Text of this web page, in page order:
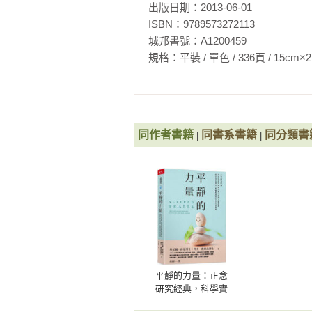
的證據證實靜坐冥想和其他的認知
做為一個長期從事腦神經活動研究
論文，對於這本書的出版，除了讚
有認識的人的看法。戴維森和貝格
式呈現在讀者前面。我愛這本書。
「不論他是在實驗室中測量大腦
救藥的探索者，花一生的時間在
腦專家所寫的既聰明又生動的好書
－－丹尼爾．吉伯特（Daniel
「這本超級好書帶給你非常清楚
敬重學者的成長故事，以及對未來
－－羅伯特．薩波斯基（Robert
心智拼圖－－從神經造影看大腦的
Miriam Boleyn-Fitzgerald∕著 洪蘭∕譯
出版日期：2013-06-01
ISBN：9789573272113
城邦書號：A1200459
規格：平裝 / 單色 / 336頁 /
同作者書籍 同書系書籍 同分類書
平靜的力量：正念
研究經典，科學實